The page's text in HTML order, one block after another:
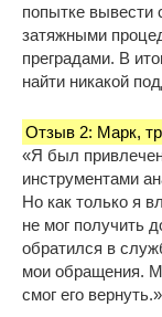
попытке вывести
затяжными
преградами. В
найти никакой
Отзыв 2: Марк,
«Я был
инструментами
Но как только я
не мог получить
обратился в
мои обращения.
смог его вернуть.»